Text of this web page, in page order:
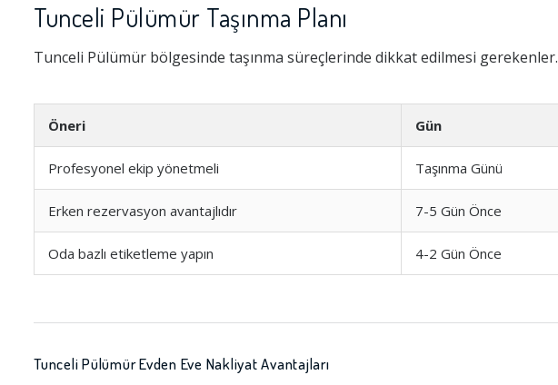
Tunceli Pülümür Taşınma Planı
Tunceli Pülümür bölgesinde taşınma süreçlerinde dikkat edilmesi gerekenler.
Öneri Gün
Profesyonel ekip yönetmeli Taşınma Günü
Erken rezervasyon avantajlıdır 7-5 Gün Önce
Oda bazlı etiketleme yapın 4-2 Gün Önce
Tunceli Pülümür Evden Eve Nakliyat Avantajları